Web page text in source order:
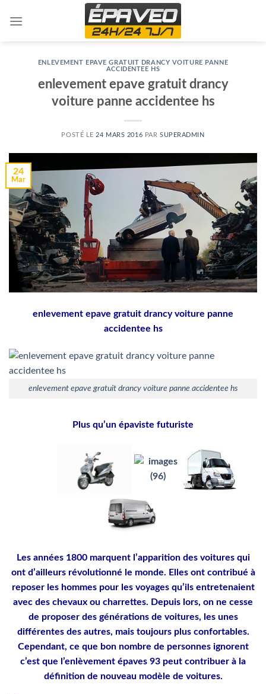
ENLEVEMENT EPAVE GRATUIT DRANCY VOITURE PANNE
ACCIDENTEE HS
enlevement epave gratuit drancy
voiture panne accidentee hs
POSTÉ LE 24 MARS 2016 PAR SUPERADMIN
24
Mar
enlevement epave gratuit drancy voiture panne
accidentee hs
enlevement epave gratuit drancy voiture panne accidentee hs
Plus qu’un épaviste futuriste
Les années 1800 marquent l’apparition des voitures qui
ont d’ailleurs révolutionné le monde. Elles ont contribué à
reposer les hommes pour les voyages qu’ils entretenaient
avec des chevaux ou charrettes. Depuis lors, on ne cesse
de proposer des générations de voitures, les unes
différentes des autres, mais toujours plus confortables.
Cependant, ce que bon nombre de personnes ignorent
c’est que l’enlèvement épaves 93 peut contribuer à la
définition de nouveau modèle de voitures.